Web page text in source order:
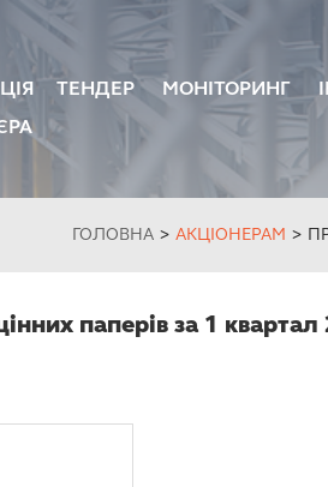
ЛИСТИ
ТЕНДЕР МОНІТОРИНГ
ГОЛОВНА > АКЦІОНЕРАМ >
паперів за 1